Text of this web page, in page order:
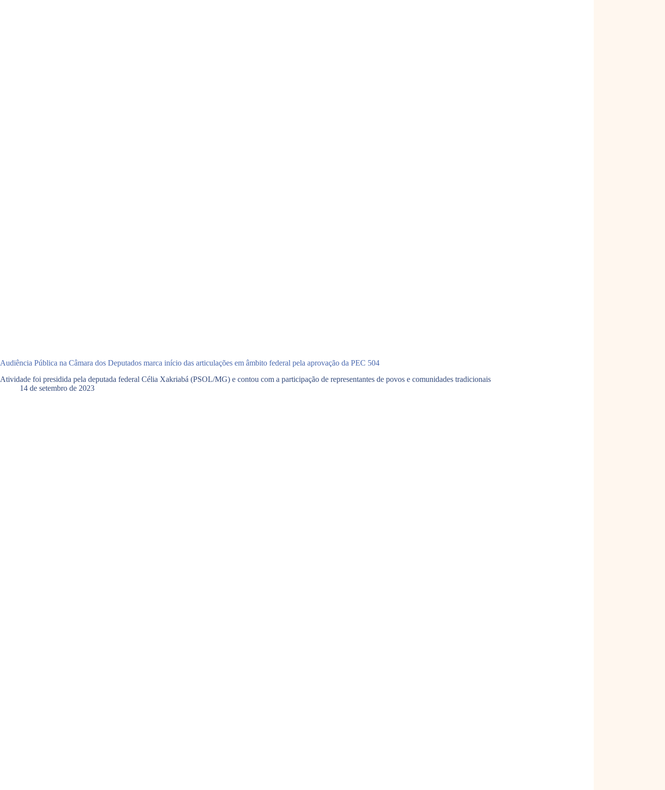
Audiência Pública na Câmara dos Deputados marca início das articulações em âmbito federal pela aprovação da PEC 504
Atividade foi presidida pela deputada federal Célia Xakriabá (PSOL/MG) e contou com a participação de representantes de povos e comunidades tradicionais
14 de setembro de 2023